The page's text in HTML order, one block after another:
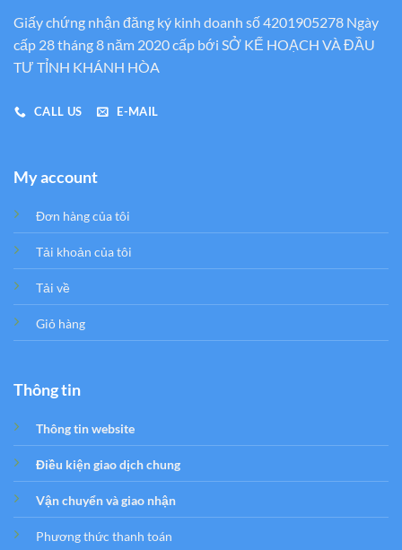
Giấy chứng nhận đăng ký kinh doanh số 4201905278 Ngày
cấp 28 tháng 8 năm 2020 cấp bới SỞ KẾ HOẠCH VÀ ĐẦU
TƯ TỈNH KHÁNH HÒA
CALL US E-MAIL
My account
Đơn hàng của tôi
Tải khoản của tôi
Tải về
Giỏ hàng
Thông tin
Thông tin website
Điều kiện giao dịch chung
Vận chuyển và giao nhận
Phương thức thanh toán